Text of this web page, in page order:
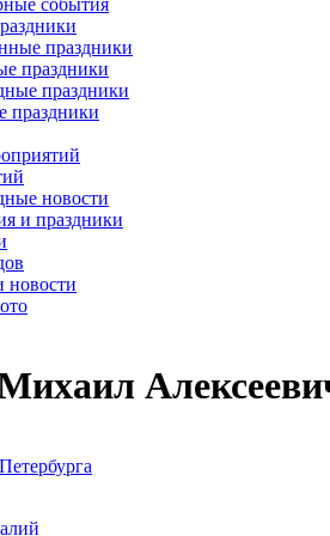
события
праздники
праздники
праздники
праздники
новости
и праздники
новости